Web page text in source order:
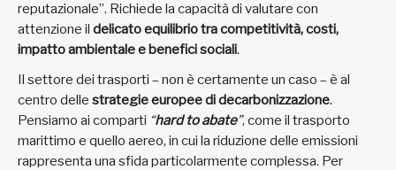
reputazionale”. Richiede la capacità di valutare con
attenzione il delicato equilibrio tra competitività, costi,
impatto ambientale e benefici sociali.
Il settore dei trasporti – non è certamente un caso – è al
centro delle strategie europee di decarbonizzazione.
Pensiamo ai comparti “hard to abate”, come il trasporto
marittimo e quello aereo, in cui la riduzione delle emissioni
rappresenta una sfida particolarmente complessa. Per